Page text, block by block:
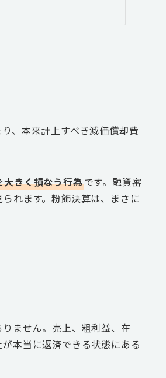
、本来計上すべき減価償却費
大きく損なう行為です。融資審
れます。粉飾決算は、まさに
ません。売上、粗利益、在
本当に返済できる状態にある